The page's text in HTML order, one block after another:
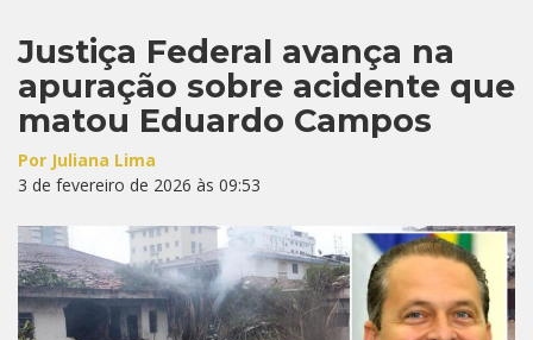
Justiça Federal avança na
apuração sobre acidente que
matou Eduardo Campos
Por Juliana Lima
3 de fevereiro de 2026 às 09:53